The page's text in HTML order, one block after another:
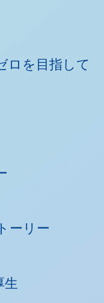
ロを目指して
ーリー
生